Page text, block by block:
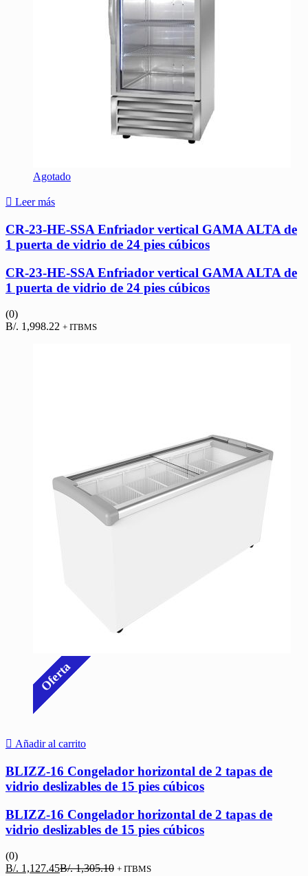
Agotado
Leer más
CR-23-HE-SSA Enfriador vertical GAMA ALTA de
1 puerta de vidrio de 24 pies cúbicos
CR-23-HE-SSA Enfriador vertical GAMA ALTA de
1 puerta de vidrio de 24 pies cúbicos
(0)
B/. 1,998.22 + ITBMS
Oferta
Añadir al carrito
BLIZZ-16 Congelador horizontal de 2 tapas de
vidrio deslizables de 15 pies cúbicos
BLIZZ-16 Congelador horizontal de 2 tapas de
vidrio deslizables de 15 pies cúbicos
(0)
B/. 1,127.45El
B/.1,305.10 El
+ ITBMS